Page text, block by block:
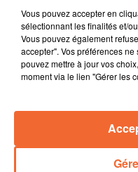
Mai avec notamment
Goundy.
Le documentaire "
Julie Chauvin diffusé
télévision demain soir
dimanche de la 9ème
manifestation alliant
Vous pouvez accepter en
sélectionnant les finalités et/
Vous pouvez également
accepter". Vos préférences
pouvez mettre à jour vos
moment via le lien "Gérer les